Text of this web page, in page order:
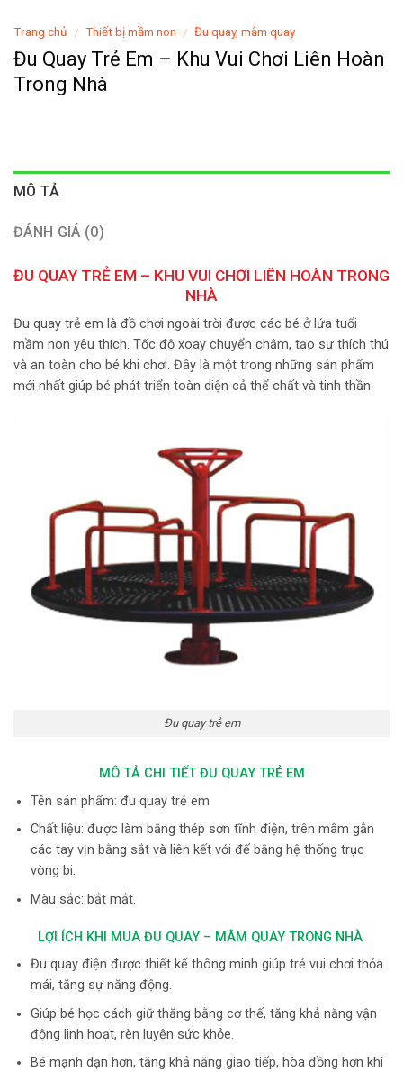
Trang chủ / Thiết bị mầm non / Đu quay, mâm quay
Đu Quay Trẻ Em – Khu Vui Chơi Liên Hoàn
Trong Nhà
MÔ TẢ
ĐÁNH GIÁ (0)
ĐU QUAY TRẺ EM – KHU VUI CHƠI LIÊN HOÀN TRONG
NHÀ
Đu quay trẻ em là đồ chơi ngoài trời được các bé ở lứa tuổi
mầm non yêu thích. Tốc độ xoay chuyển chậm, tạo sự thích thú
và an toàn cho bé khi chơi. Đây là một trong những sản phẩm
mới nhất giúp bé phát triển toàn diện cả thể chất và tinh thần.
Đu quay trẻ em
MÔ TẢ CHI TIẾT ĐU QUAY TRẺ EM
Tên sản phẩm: đu quay trẻ em
Chất liệu: được làm bằng thép sơn tĩnh điện, trên mâm gắn
các tay vịn bằng sắt và liên kết với đế bằng hệ thống trục
vòng bi.
Màu sắc: bắt mắt.
LỢI ÍCH KHI MUA ĐU QUAY – MÂM QUAY TRONG NHÀ
Đu quay điện được thiết kế thông minh giúp trẻ vui chơi thỏa
mái, tăng sự năng động.
Giúp bé học cách giữ thăng bằng cơ thế, tăng khả năng vận
động linh hoạt, rèn luyện sức khỏe.
Bé mạnh dạn hơn, tăng khả năng giao tiếp, hòa đồng hơn khi